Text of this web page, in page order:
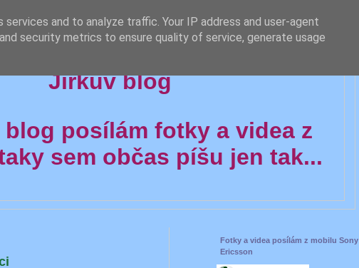
Jirkův blog
blog posílám fotky a videa z
sem občas píšu jen tak...
Fotky a videa posílám z mobilu Sony
Ericsson
and to analyze traffic. Your IP address and user-agent
security metrics to ensure quality of service, generate usage